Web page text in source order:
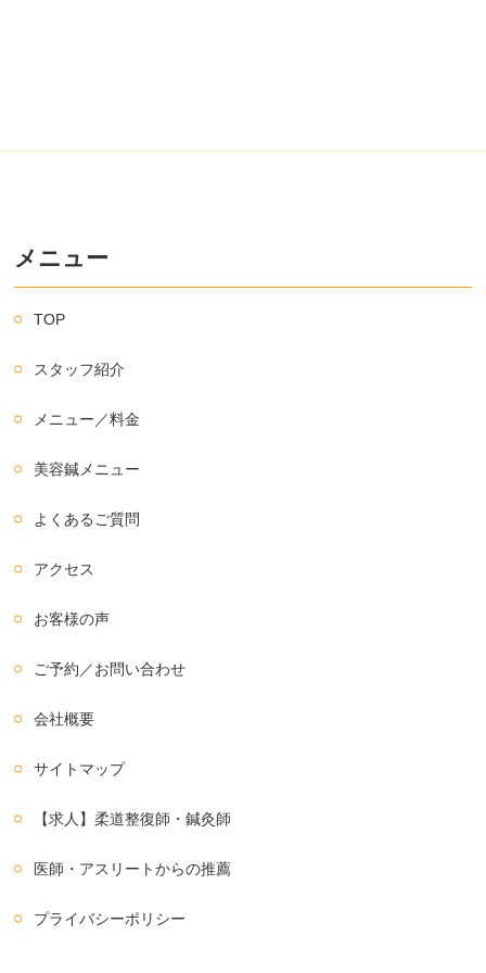
メニュー
TOP
スタッフ紹介
メニュー／料金
美容鍼メニュー
よくあるご質問
アクセス
お客様の声
ご予約／お問い合わせ
会社概要
サイトマップ
【求人】柔道整復師・鍼灸師
医師・アスリートからの推薦
プライバシーポリシー